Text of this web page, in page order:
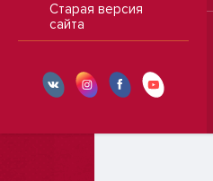
Старая версия
сайта